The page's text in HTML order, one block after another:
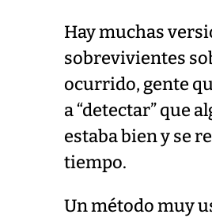
Hay muchas
sobrevivientes
ocurrido, gente
a “detectar” que
estaba bien y se
tiempo.
Un método muy